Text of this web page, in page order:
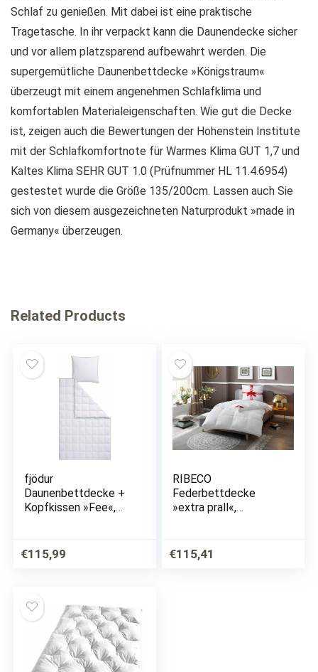
Schlaf zu genießen. Mit dabei ist eine praktische
Tragetasche. In ihr verpackt kann die Daunendecke sicher
und vor allem platzsparend aufbewahrt werden. Die
supergemütliche Daunenbettdecke »Königstraum«
überzeugt mit einem angenehmen Schlafklima und
komfortablen Materialeigenschaften. Wie gut die Decke
ist, zeigen auch die Bewertungen der Hohenstein Institute
mit der Schlafkomfortnote für Warmes Klima GUT 1,7 und
Kaltes Klima SEHR GUT 1.0 (Prüfnummer HL 11.4.6954)
gestestet wurde die Größe 135/200cm. Lassen auch Sie
sich von diesem ausgezeichneten Naturprodukt »made in
Germany« überzeugen.
Related Products
fjödur
Daunenbettdecke +
Kopfkissen »Fee«,
€115,99
RIBECO
Federbettdecke
»extra prall«,
100% Baumwolle, (1
€115,41